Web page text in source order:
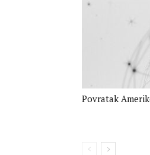
Povratak